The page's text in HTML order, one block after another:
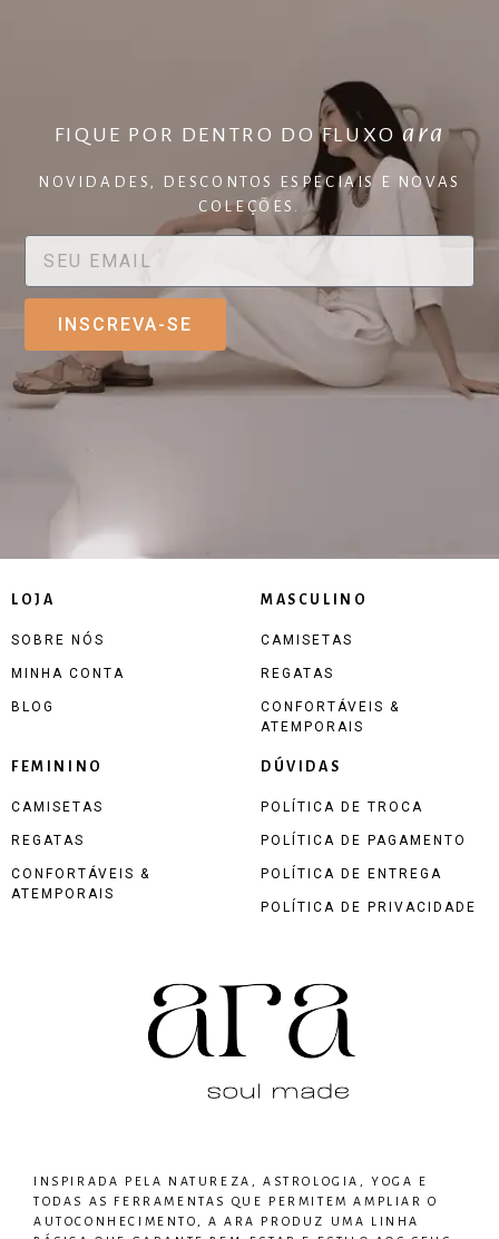
FIQUE POR DENTRO DO FLUXOara
NOVIDADES, DESCONTOS ESPECIAIS E NOVAS
COLEÇÕES.
INSCREVA-SE
LOJA
SOBRE NÓS
MINHA CONTA
BLOG
MASCULINO
CAMISETAS
REGATAS
CONFORTÁVEIS &
ATEMPORAIS
FEMININO
CAMISETAS
REGATAS
CONFORTÁVEIS &
ATEMPORAIS
DÚVIDAS
POLÍTICA DE TROCA
POLÍTICA DE PAGAMENTO
POLÍTICA DE ENTREGA
POLÍTICA DE PRIVACIDADE
INSPIRADA PELA NATUREZA, ASTROLOGIA, YOGA E
TODAS AS FERRAMENTAS QUE PERMITEM AMPLIAR O
AUTOCONHECIMENTO, A ARA PRODUZ UMA LINHA